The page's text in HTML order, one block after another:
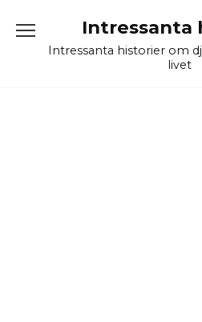
content
Intressanta
Intressanta historier om
livet